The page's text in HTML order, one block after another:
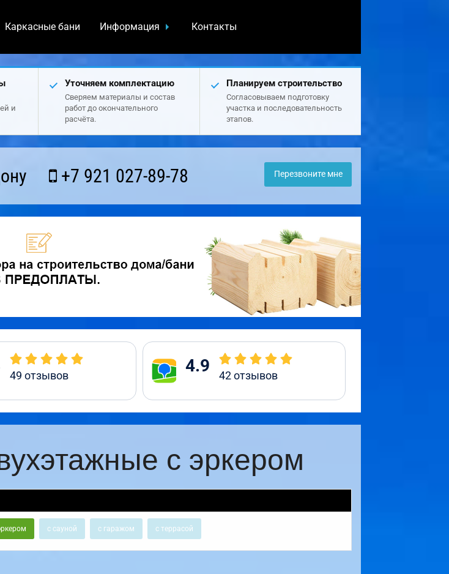
Каркасные бани Информация Контакты
и
Уточняем комплектацию
Сверяем материалы и состав
работ до окончательного
расчёта.
Планируем строительство
Согласовываем подготовку
участка и последовательность
этапов.
+7 921 027-89-78 Перезвоните мне
49 отзывов 4.9 42отзывов
с эркером
с сауной с гаражом с террасой